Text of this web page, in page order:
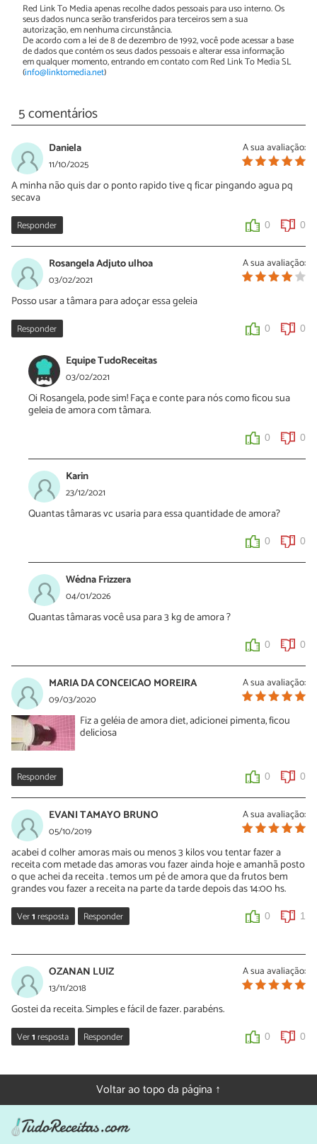
Red Link To Media apenas recolhe dados pessoais para uso interno. Os
seus dados nunca serão transferidos para terceiros sem a sua
autorização, em nenhuma circunstância.
De acordo com a lei de 8 de dezembro de 1992, você pode acessar a base
de dados que contém os seus dados pessoais e alterar essa informação
em qualquer momento, entrando em contato com Red Link To Media SL
(info@linktomedia.net)
5 comentários
A sua avaliação:
Daniela
11/10/2025
A minha não quis dar o ponto rapido tive q ficar pingando agua pq
secava
Responder 0 0
A sua avaliação:
Rosangela Adjuto ulhoa
03/02/2021
Posso usar a tâmara para adoçar essa geleia
Responder 0 0
Equipe TudoReceitas
03/02/2021
Oi Rosangela, pode sim! Faça e conte para nós como ficou sua
geleia de amora com tâmara.
0 0
Karin
23/12/2021
Quantas tâmaras vc usaria para essa quantidade de amora?
0 0
Wédna Frizzera
04/01/2026
Quantas tâmaras você usa para 3 kg de amora ?
0 0
A sua avaliação:
MARIA DA CONCEICAO MOREIRA
09/03/2020
Fiz a geléia de amora diet, adicionei pimenta, ficou
deliciosa
Responder 0 0
A sua avaliação:
EVANI TAMAYO BRUNO
05/10/2019
acabei d colher amoras mais ou menos 3 kilos vou tentar fazer a
receita com metade das amoras vou fazer ainda hoje e amanhã posto
o que achei da receita . temos um pé de amora que da frutos bem
grandes vou fazer a receita na parte da tarde depois das 14:00 hs.
Ver1resposta Responder 0 1
07/10/2019
Oi Evani, que bom! Obrigada pelo seu comentário e suba foto da
sua geleia quando estiver pronta!
A sua avaliação:
OZANAN LUIZ
13/11/2018
Gostei da receita. Simples e fácil de fazer. parabéns.
Ver1resposta Responder 0 0
14/11/2018
Oi Ozana, que bom que você gostou! Obrigada pelo seu
comentário e continue preparando nossas receitas 🙂
Voltar ao topo da página ↑